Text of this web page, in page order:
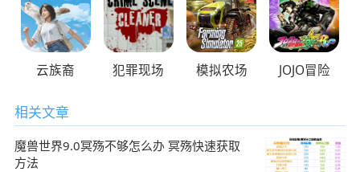
云族裔 犯罪现场 模拟农场 JOJO冒险
相关文章
魔兽世界9.0冥殇不够怎么办 冥殇快速获取
方法